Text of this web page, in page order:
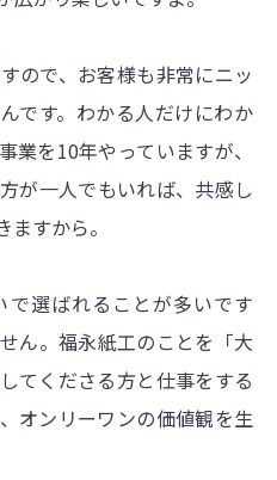
ので、お客様も非常にニッ
です。わかる人だけにわか
業を10年やっていますが、
が一人でもいれば、共感し
すから。
選ばれることが多いです
ん。福永紙工のことを「大
てくださる方と仕事をする
オンリーワンの価値観を生